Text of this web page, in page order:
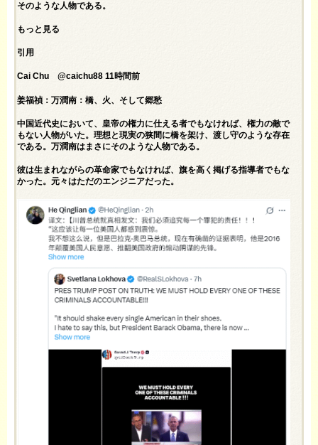
そのような人物である。
もっと見る
引用
Cai Chu @caichu88 11時間前
姜福禎：万潤南：橋、火、そして郷愁
中国近代史において、皇帝の権力に仕える者でもなければ、権力の敵で
もない人物がいた。理想と現実の狭間に橋を架け、渡し守のような存在
である。万潤南はまさにそのような人物である。
彼は生まれながらの革命家でもなければ、旗を高く掲げる指導者でもな
かった。元々はただのエンジニアだった。